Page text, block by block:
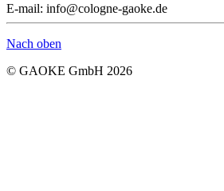
E-mail: info@cologne-gaoke.de
Nach oben
© GAOKE GmbH 2026